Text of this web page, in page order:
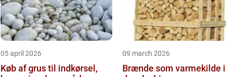
05 april 2026
Køb af grus til indkørsel,
09 march 2026
Brænde som varmekilde i